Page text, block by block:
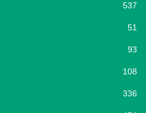
537
51
93
108
336